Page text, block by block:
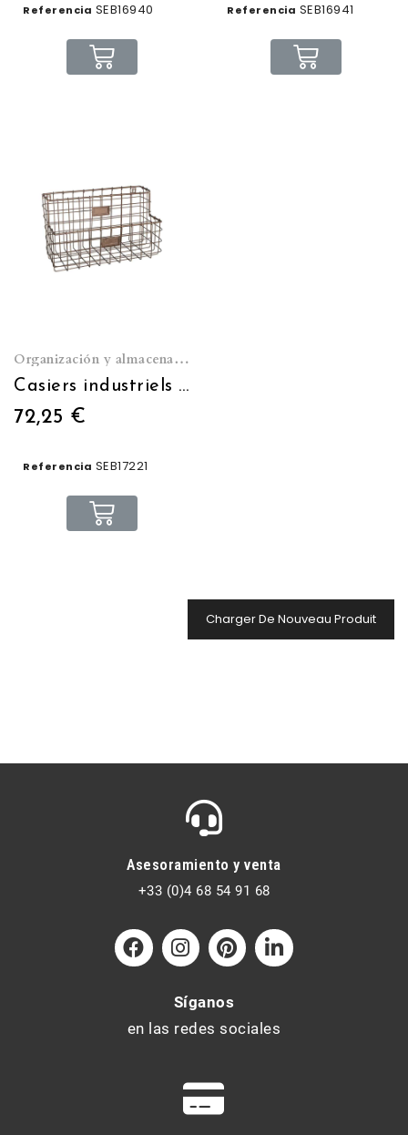
Referencia SEB16940 Referencia SEB16941
Organización y almacenamiento
Casiers industriels grillagés muraux
72,25 €
Referencia SEB17221
Charger De Nouveau Produit
Asesoramiento y venta
+33 (0)4 68 54 91 68
Síganos
en las redes sociales